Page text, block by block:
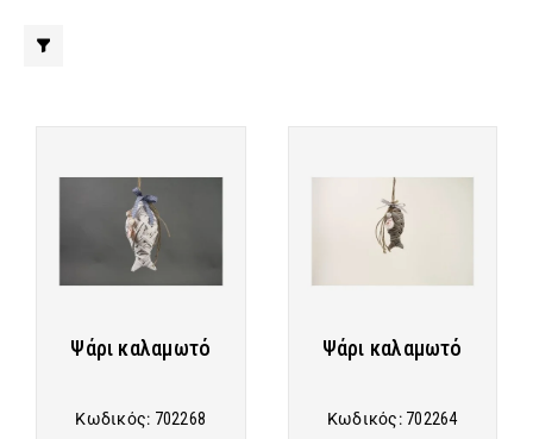
Ψάρι καλαμωτό
Κωδικός: 702268
Ψάρι καλαμωτό
Κωδικός: 702264